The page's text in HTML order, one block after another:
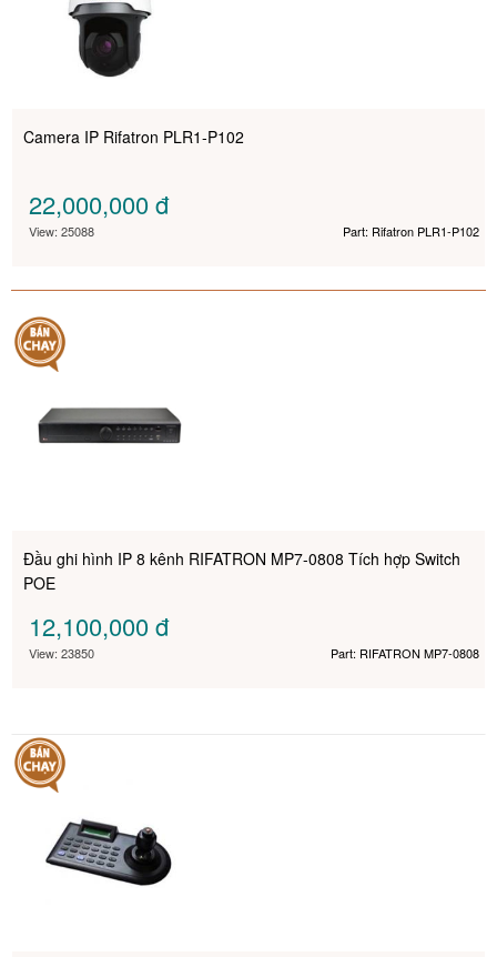
Camera IP Rifatron PLR1-P102
22,000,000đ
View: 25088 Part: Rifatron PLR1-P102
Đầu ghi hình IP 8 kênh RIFATRON MP7-0808 Tích hợp Switch
POE
12,100,000đ
View: 23850 Part: RIFATRON MP7-0808